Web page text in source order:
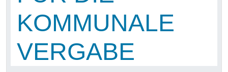
KOMMUNALE
VERGABE